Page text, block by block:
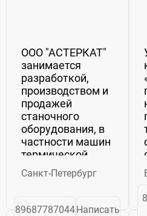
ООО "АСТЕРКАТ"
занимается
разработкой,
производством и
продажей
станочного
оборудования, в
частности машин
термической
резки, а также
торговлей
материалами для
Санкт-Петербург
89687787044Написать